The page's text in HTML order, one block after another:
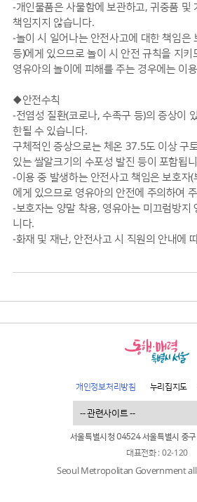
-개인물품은 사물함에 보관하고, 귀중품 및
책임지지 않습니다.
-놀이 시 일어나는 안전사고에 대한 책임은
등)에게 있으므로 놀이 시 안전 규칙을 지키
영유아의 놀이에 피해를 주는 경우에는 이
◆안전수칙
-전염성 질환(코로나, 수족구 등)의 증상이
한될 수 있습니다.
구체적인 증상으로는 체온 37.5도 이상 구
있는 쌀알크기의 수포성 발진 등이 포함됩
-이용 중 발생하는 안전사고 책임은 보호자
에게 있으므로 영유아의 안전에 주의하여
-보호자는 양말 착용, 영유아는 미끄럼방지
니다.
-화재 및 재난, 안전사고 시 직원의 안내에
개인정보처리방침 누리집지도
서울특별시청 04524 서울특별시 중
대표전화 : 02-120
Seoul Metropolitan Government